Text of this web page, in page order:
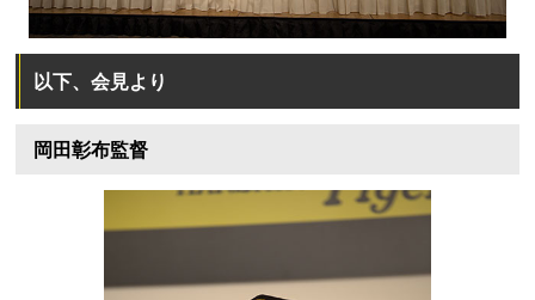
以下、会見より
岡田彰布監督